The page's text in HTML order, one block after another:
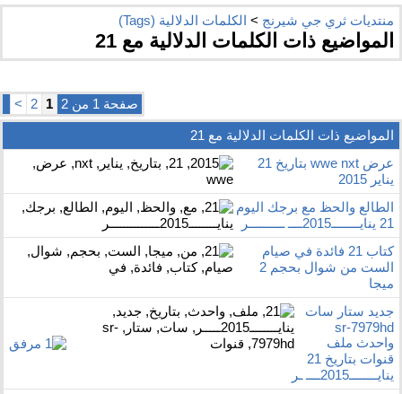
منتديات ثري جي شيرنج > الكلمات الدلالية (Tags)
المواضيع ذات الكلمات الدلالية مع 21
صفحة 1 من 2 1
2
>
المواضيع ذات الكلمات الدلالية مع 21
عرض wwe nxt بتاريخ 21
يناير 2015
الطالع والحظ مع برجك اليوم
21 ينايــــــــ2015ــــ ــــــــــر
كتاب 21 فائدة في صيام
الست من شوال بحجم 2
ميجا
جديد ستار سات
sr-7979hd
واحدث ملف
قنوات بتاريخ 21
ينايــــــــ2015ــــ ـر